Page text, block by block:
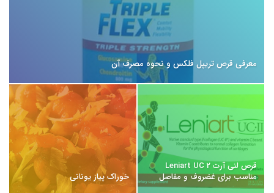
معرفی قرص تریپل فلکس و نحوه مصرف آن
قرص لنی آرت Leniart UC 2
مناسب برای غضروف و مفاصل
خوراک پیاز یونانی